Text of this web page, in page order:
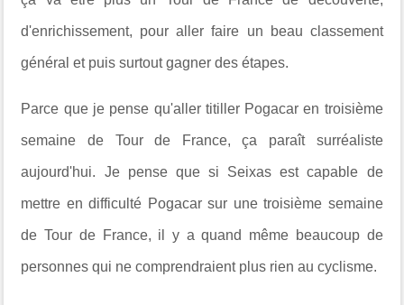
d'enrichissement, pour aller faire un beau classement
général et puis surtout gagner des étapes.
Parce que je pense qu'aller titiller Pogacar en troisième
semaine de Tour de France, ça paraît surréaliste
aujourd'hui. Je pense que si Seixas est capable de
mettre en difficulté Pogacar sur une troisième semaine
de Tour de France, il y a quand même beaucoup de
personnes qui ne comprendraient plus rien au cyclisme.